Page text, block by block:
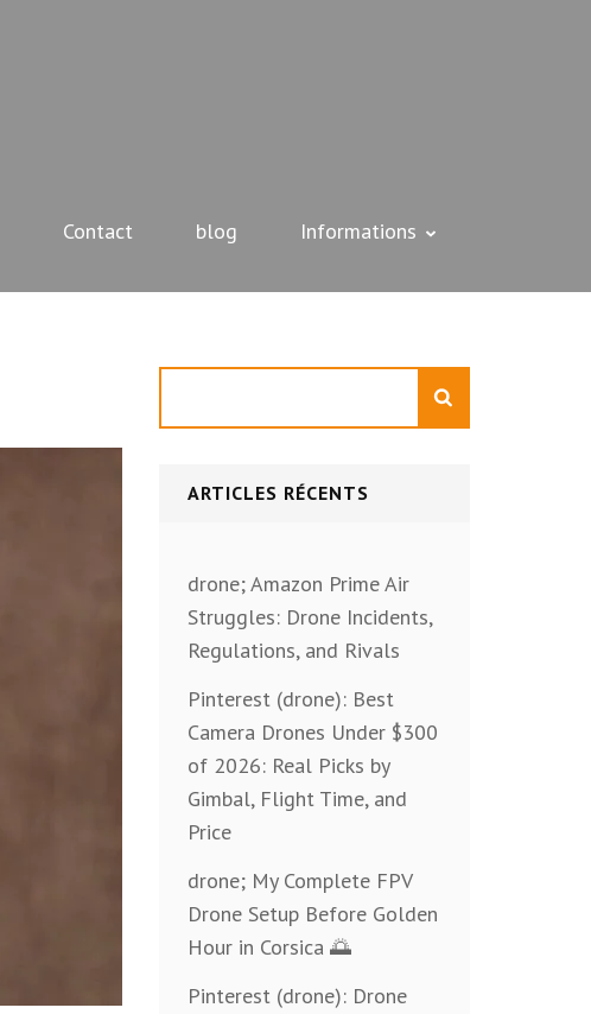
Contact blog Informations
ARTICLES RÉCENTS
drone; Amazon Prime Air
Struggles: Drone Incidents,
Regulations, and Rivals
Pinterest (drone): Best
Camera Drones Under $300
of 2026: Real Picks by
Gimbal, Flight Time, and
Price
drone; My Complete FPV
Drone Setup Before Golden
Hour in Corsica 🌅
Pinterest (drone): Drone